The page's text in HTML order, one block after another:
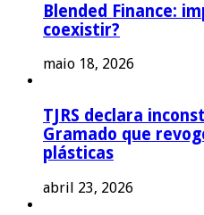
Blended Finance:
coexistir?
maio 18, 2026
TJRS declara
Gramado que
plásticas
abril 23, 2026